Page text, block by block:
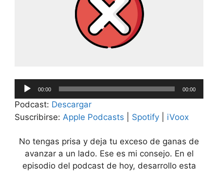
Reproductor
de
audio
00:00 00:00
Podcast: Descargar
Suscribirse: Apple Podcasts Spotify iVoox
No tengas prisa y deja tu exceso de ganas de
avanzar a un lado. Ese es mi consejo. En el
episodio del podcast de hoy, desarrollo esta